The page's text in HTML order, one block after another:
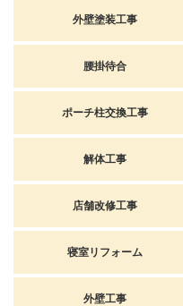
外壁塗装工事
腰掛待合
ポーチ柱交換工事
解体工事
店舗改修工事
寝室リフォーム
外壁工事